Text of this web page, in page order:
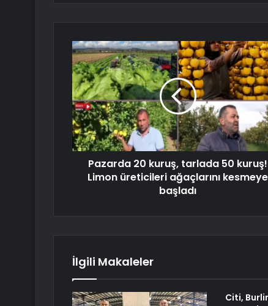
Pazarda 20 kuruş, tarlada 50 kuruş!
Limon üreticileri ağaçlarını kesmeye
başladı
İlgili Makaleler
Citi,